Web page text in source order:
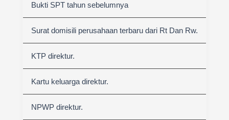
Bukti SPT tahun sebelumnya
Surat domisili perusahaan terbaru dari Rt Dan Rw.
KTP direktur.
Kartu keluarga direktur.
NPWP direktur.